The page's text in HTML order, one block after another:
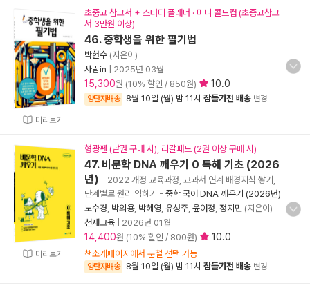
미리보기
초중고 참고서 + 스터디 플래너 · 미니 콜드컵 (초중고참고
서 3만원 이상)
46. 중학생을 위한 필기법
박현수 (지은이)
사람in
2025년 03월
15,300원 (10% 할인 / 850원) 10.0
양탄자배송 8월 10일 (월) 밤 11시 잠들기전 배송 변경
미리보기
형광펜 (낱권 구매 시), 리갈패드 (2권 이상 구매 시)
47. 비문학 DNA 깨우기 0 독해 기초 (2026
년) - 2022 개정 교육과정, 교과서 연계 배경지식 쌓기,
단계별로 원리 익히기 - 중학 국어 DNA 깨우기 (2026년)
노수경 박의용, 박혜영 유성주 윤여정 정지민 (지은이)
천재교육
2026년 01월
14,400원 (10% 할인 / 800원) 10.0
책소개페이지에서 분철 선택 가능
양탄자배송 8월 10일 (월) 밤 11시 잠들기전 배송 변경